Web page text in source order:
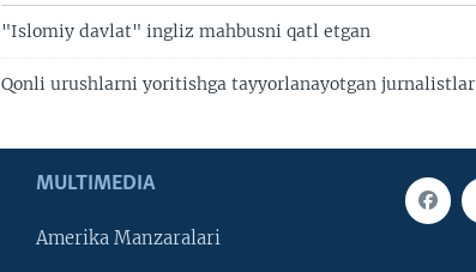
"Islomiy davlat" ingliz mahbusni qatl etgan
Qonli urushlarni yoritishga tayyorlanayotgan jurnalistlar
MULTIMEDIA
Amerika Manzaralari